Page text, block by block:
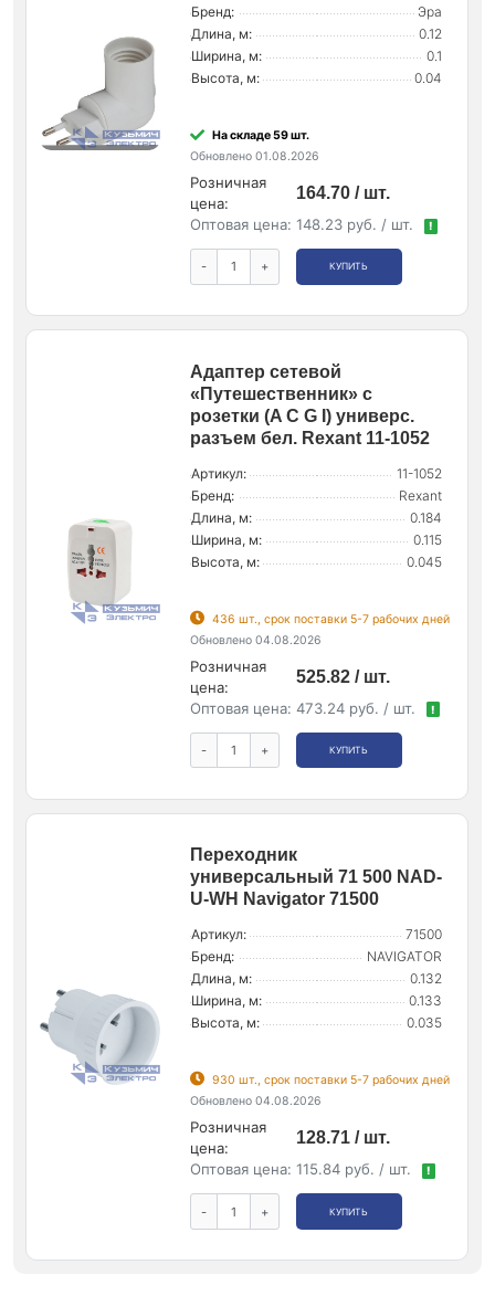
Бренд:
Эра
Длина, м:
0.12
Ширина, м:
0.1
Высота, м:
0.04
На складе 59 шт.
Обновлено 01.08.2026
Розничная
цена:
164.70 / шт.
Оптовая цена: 148.23 руб. / шт. !
- + КУПИТЬ
Адаптер сетевой
«Путешественник» с
розетки (A C G I) универс.
разъем бел. Rexant 11-1052
Артикул:
11-1052
Бренд:
Rexant
Длина, м:
0.184
Ширина, м:
0.115
Высота, м:
0.045
436 шт., срок поставки 5-7 рабочих дней
Обновлено 04.08.2026
Розничная
цена:
525.82 / шт.
Оптовая цена: 473.24 руб. / шт. !
- + КУПИТЬ
Переходник
универсальный 71 500 NAD-
U-WH Navigator 71500
Артикул:
71500
Бренд:
NAVIGATOR
Длина, м:
0.132
Ширина, м:
0.133
Высота, м:
0.035
930 шт., срок поставки 5-7 рабочих дней
Обновлено 04.08.2026
Розничная
цена:
128.71 / шт.
Оптовая цена: 115.84 руб. / шт. !
- + КУПИТЬ